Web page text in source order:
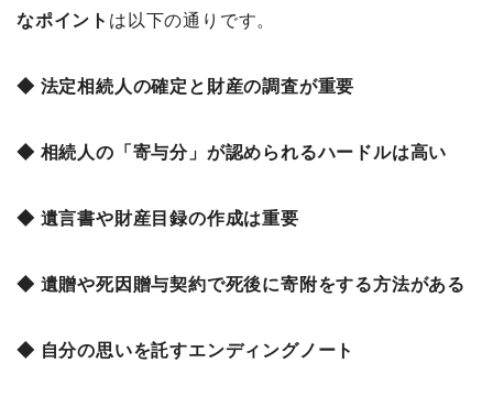
なポイント は以下の通りです。
◆ 法定相続人の確定と財産の調査が重要
◆ 相続人の「寄与分」が認められるハードルは高い
◆ 遺言書や財産目録の作成は重要
◆ 遺贈や死因贈与契約で死後に寄附をする方法がある
◆ 自分の思いを託すエンディングノート